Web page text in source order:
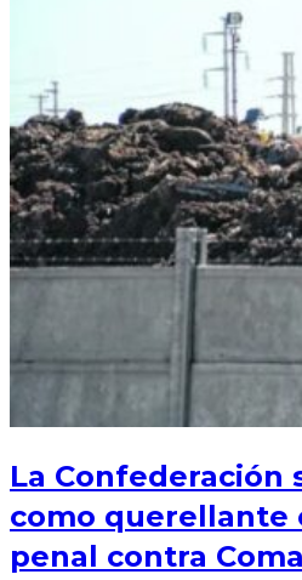
La Confederación
como querellante
penal contra